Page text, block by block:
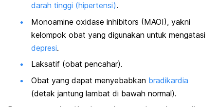
darah tinggi (hipertensi).
Monoamine oxidase inhibitors (MAOI), yakni
kelompok obat yang digunakan untuk mengatasi
depresi.
Laksatif (obat pencahar).
Obat yang dapat menyebabkan bradikardia
(detak jantung lambat di bawah normal).